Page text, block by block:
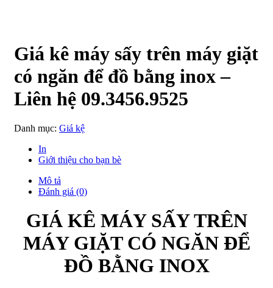
Giá kê máy sấy trên máy giặt
có ngăn để đồ bằng inox –
Liên hệ 09.3456.9525
Danh mục: Giá kệ
In
Giới thiệu cho bạn bè
Mô tả
Đánh giá (0)
GIÁ KÊ MÁY SẤY TRÊN
MÁY GIẶT CÓ NGĂN ĐỂ
ĐỒ BẰNG INOX